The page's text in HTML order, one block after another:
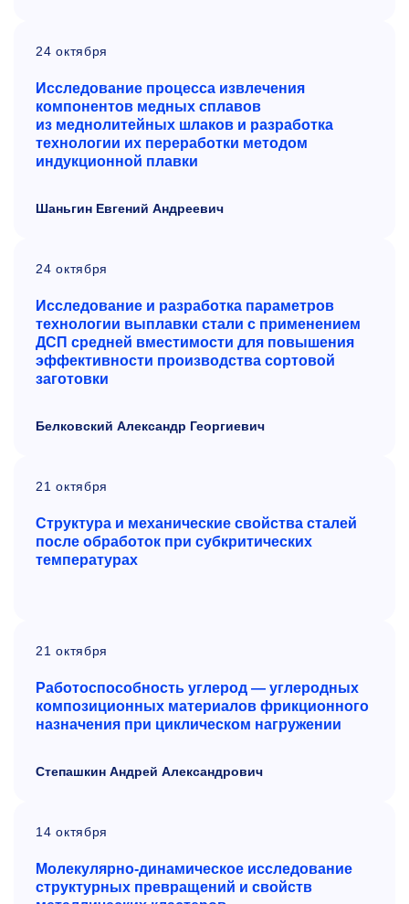
24 октября
Исследование процесса извлечения
компонентов медных сплавов
из меднолитейных шлаков и разработка
технологии их переработки методом
индукционной плавки
Шаньгин Евгений Андреевич
24 октября
Исследование и разработка параметров
технологии выплавки стали с применением
ДСП средней вместимости для повышения
эффективности производства сортовой
заготовки
Белковский Александр Георгиевич
21 октября
Структура и механические свойства сталей
после обработок при субкритических
температурах
21 октября
Работоспособность углерод — углеродных
композиционных материалов фрикционного
назначения при циклическом нагружении
Степашкин Андрей Александрович
14 октября
Молекулярно-динамическое исследование
структурных превращений и свойств